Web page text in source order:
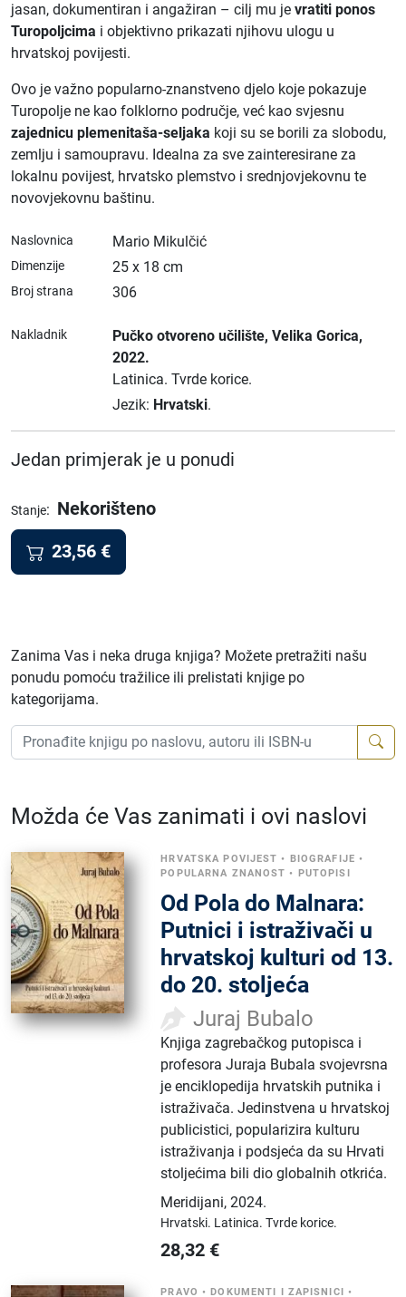
jasan, dokumentiran i angažiran – cilj mu je vratiti ponos
Turopoljcima i objektivno prikazati njihovu ulogu u
hrvatskoj povijesti.
Ovo je važno popularno-znanstveno djelo koje pokazuje
Turopolje ne kao folklorno područje, već kao svjesnu
zajednicu plemenitaša-seljaka koji su se borili za slobodu,
zemlju i samoupravu. Idealna za sve zainteresirane za
lokalnu povijest, hrvatsko plemstvo i srednjovjekovnu te
novovjekovnu baštinu.
Naslovnica Mario Mikulčić
Dimenzije 25 x 18 cm
Broj strana 306
Nakladnik Pučko otvoreno učilište, Velika Gorica,
2022.
Latinica. Tvrde korice.
Jezik: Hrvatski.
Jedan primjerak je u ponudi
Stanje: Nekorišteno
23,56 €
Zanima Vas i neka druga knjiga? Možete pretražiti našu
ponudu pomoću tražilice ili prelistati knjige po
kategorijama.
Možda će Vas zanimati i ovi naslovi
HRVATSKA POVIJEST • BIOGRAFIJE •
POPULARNA ZNANOST • PUTOPISI
Od Pola do Malnara:
Putnici i istraživači u
hrvatskoj kulturi od 13.
do 20. stoljeća
Juraj Bubalo
Knjiga zagrebačkog putopisca i
profesora Juraja Bubala svojevrsna
je enciklopedija hrvatskih putnika i
istraživača. Jedinstvena u hrvatskoj
publicistici, popularizira kulturu
istraživanja i podsjeća da su Hrvati
stoljećima bili dio globalnih otkrića.
Meridijani,2024.
Hrvatski. Latinica.Tvrde korice.
28,32 €
PRAVO •DOKUMENTI I ZAPISNICI •